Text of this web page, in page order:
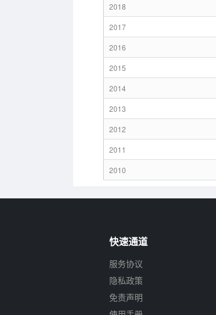
2018
2017
2016
2015
2014
2013
2012
2011
2010
快速通道
服务协议
隐私政策
免责声明